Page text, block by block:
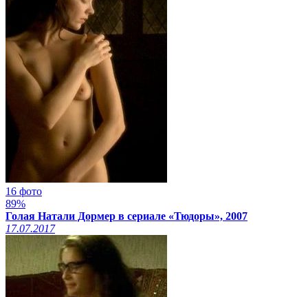
16 фото
89%
Голая Натали Дормер в сериале «Тюдоры», 2007
17.07.2017